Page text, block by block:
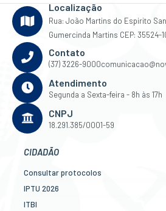
Localização
Rua: João Martins do Espirito
Gumercinda Martins CEP: 35524-
Contato
(37) 3226-9000
Atendimento
Segunda a Sexta-feira - 8h às 17h
CNPJ
18.291.385/0001-59
CIDADÃO
Consultar protocolos
IPTU 2026
ITBI